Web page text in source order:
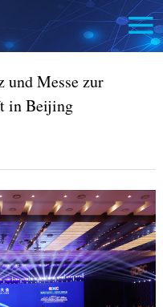
Messe zur
in Beijing